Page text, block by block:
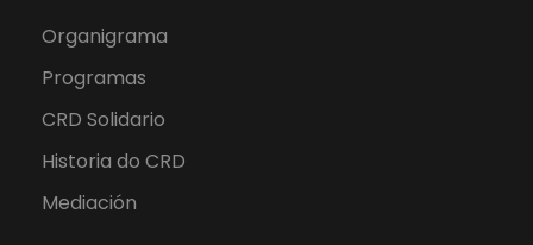
Organigrama
Programas
CRD Solidario
Historia do CRD
Mediación